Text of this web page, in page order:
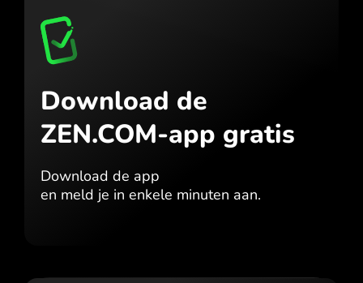
Download de
ZEN.COM-app gratis
Download de app
en meld je in enkele minuten aan.